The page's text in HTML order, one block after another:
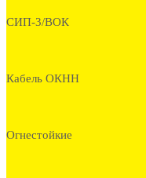
СИП-3/ВОК
Кабель ОКНН
Огнестойкие